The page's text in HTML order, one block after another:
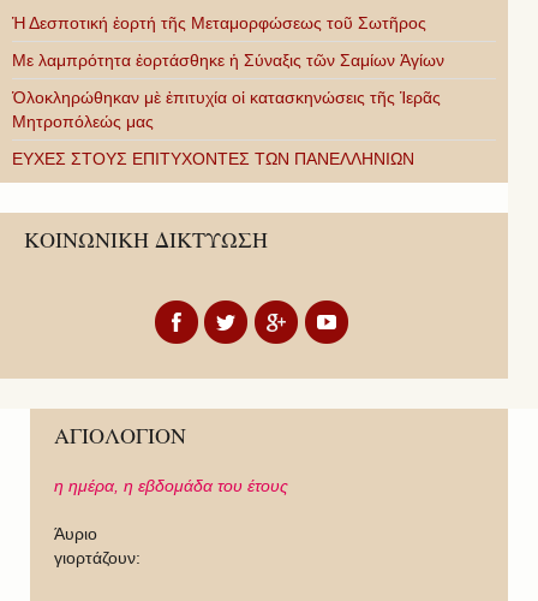
Ἡ Δεσποτική ἑορτή τῆς Μεταμορφώσεως τοῦ Σωτῆρος
Με λαμπρότητα ἑορτάσθηκε ἡ Σύναξις τῶν Σαμίων Ἁγίων
Ὁλοκληρώθηκαν μὲ ἐπιτυχία οἱ κατασκηνώσεις τῆς Ἱερᾶς
Μητροπόλεώς μας
ΕΥΧΕΣ ΣΤΟΥΣ ΕΠΙΤΥΧΟΝΤΕΣ ΤΩΝ ΠΑΝΕΛΛΗΝΙΩΝ
ΚΟΙΝΩΝΙΚΗ ΔΙΚΤΥΩΣΗ
ΑΓΙΟΛΟΓΙΟΝ
η ημέρα, η εβδομάδα του έτους
Άυριο
γιορτάζουν: